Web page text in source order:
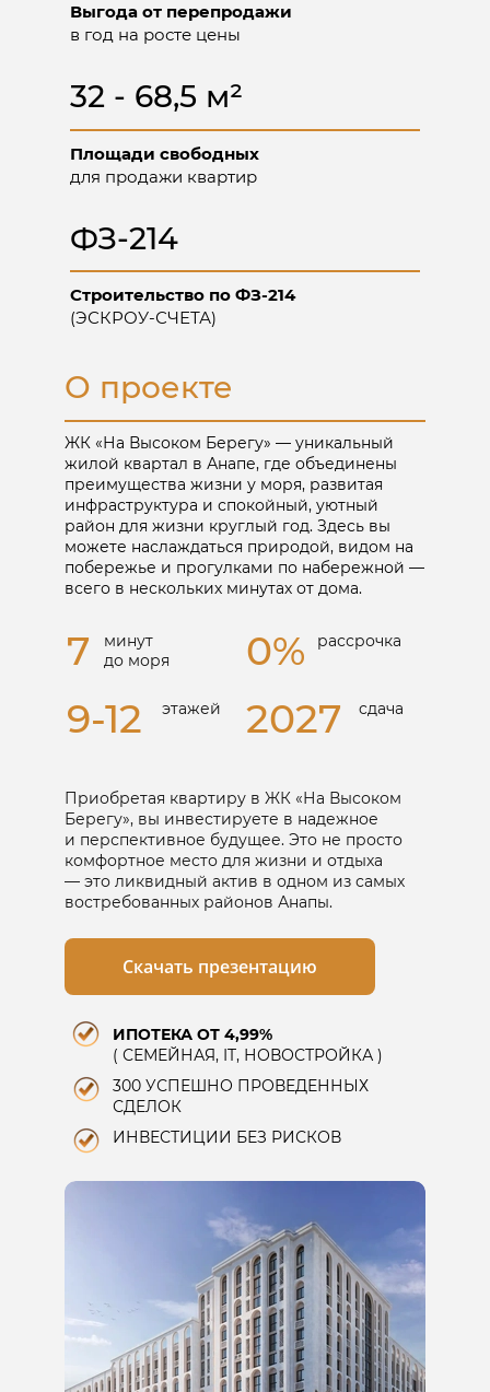
ОФИЦИАЛЬНЫЙ САЙТ ЗАСТРОЙЩИКА
32,4 м² - 68,4 м²
Площадь квартир
Получить каталог цен и
Куда отправить?
Позвонить
Отправить в Telegram
Отправить на WhatsApp
Получить каталог
на обработку персональных данных.
Присутствует
льготное
Выгода от перепродажи
в год на росте цены
32 - 68,5 м²
Площади свободных
для продажи квартир
ФЗ-214
Строительство по ФЗ-214
(ЭСКРОУ-СЧЕТА)
О проекте
ЖК «На Высоком Берегу» — уникальный
жилой квартал в Анапе, где объединены
преимущества жизни у моря, развитая
инфраструктура и спокойный, уютный
район для жизни круглый год. Здесь вы
можете наслаждаться природой, видом на
побережье и прогулками по набережной —
всего в нескольких минутах от дома.
7
минут
до моря
9-12 этажей
0% рассрочка
2027 cдача
Приобретая квартиру в ЖК «На Высоком
Берегу», вы инвестируете в надежное
и перспективное будущее. Это не просто
комфортное место для жизни и отдыха
— это ликвидный актив в одном из самых
востребованных районов Анапы.
Скачать презентацию
ИПОТЕКА ОТ 4,99%
( СЕМЕЙНАЯ, IT, НОВОСТРОЙКА )
300 УСПЕШНО ПРОВЕДЕННЫХ
СДЕЛОК
ИНВЕСТИЦИИ БЕЗ РИСКОВ